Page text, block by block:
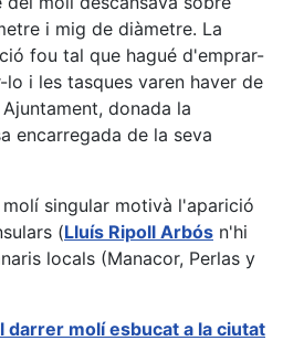
i mig de diàmetre. La
fou tal que hagué d'emprar-
i les tasques varen haver de
donada la
encarregada de la seva
singular motivà l'aparició
(Lluís Ripoll Arbós n'hi
locals (Manacor, Perlas y
darrer molí esbucat a la ciutat